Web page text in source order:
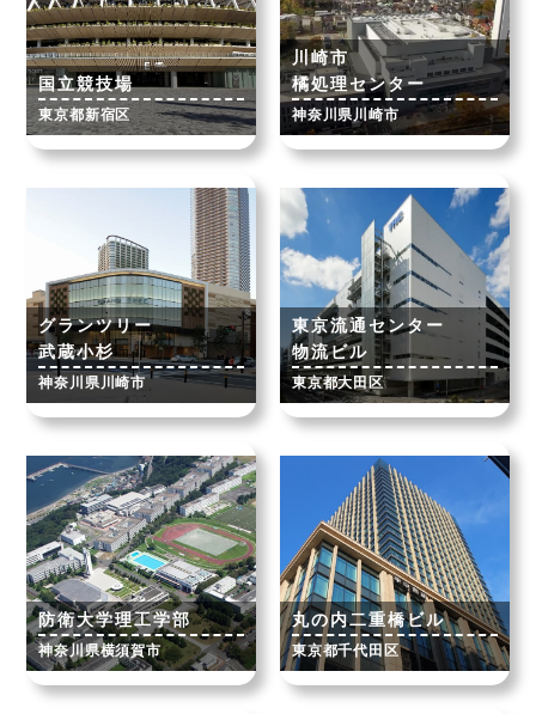
国立競技場
東京都新宿区
川崎市
橘処理センター
神奈川県川崎市
グランツリー
武蔵小杉
神奈川県川崎市
東京流通センター
物流ビル
東京都大田区
防衛大学理工学部
神奈川県横須賀市
丸の内二重橋ビル
東京都千代田区